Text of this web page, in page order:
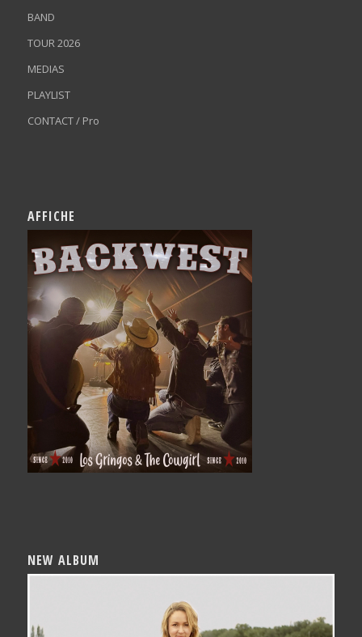
BAND
TOUR 2026
MEDIAS
PLAYLIST
CONTACT / Pro
AFFICHE
NEW ALBUM